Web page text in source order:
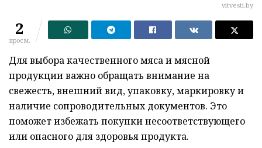
vitvesti.by
2
просм.
Для выбора качественного мяса и мясной
продукции важно обращать внимание на
свежесть, внешний вид, упаковку, маркировку и
наличие сопроводительных документов. Это
поможет избежать покупки несоответствующего
или опасного для здоровья продукта.